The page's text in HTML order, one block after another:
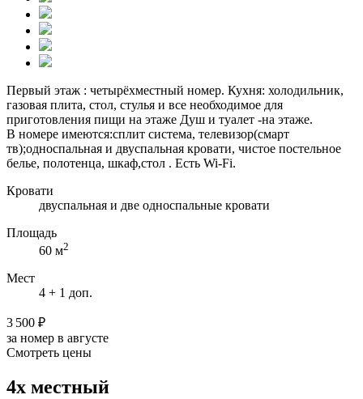
Первый этаж : четырёхместный номер. Кухня: холодильник,
газовая плита, стол, стулья и все необходимое для
приготовления пищи на этаже Душ и туалет -на этаже.
В номере имеются:сплит система, телевизор(смарт
тв);односпальная и двуспальная кровати, чистое постельное
белье, полотенца, шкаф,стол . Есть Wi-Fi.
Кровати
двуспальная и две односпальные кровати
Площадь
60 м2
Мест
4 + 1 доп.
3 500 ₽
за номер в августе
Смотреть цены
4х местный